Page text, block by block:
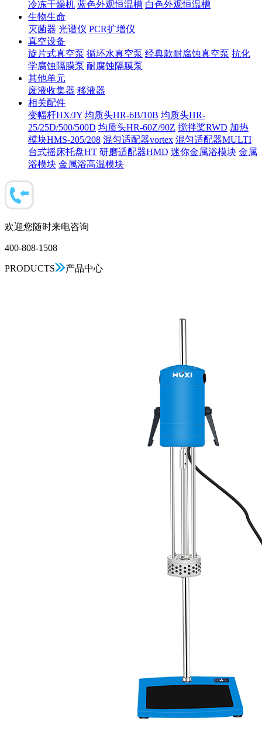
冷冻干燥机 蓝色外观恒温槽 白色外观恒温槽
生物生命
灭菌器 光谱仪 PCR扩增仪
真空设备
旋片式真空泵 循环水真空泵 经典款耐腐蚀真空泵 抗化
学腐蚀隔膜泵 耐腐蚀隔膜泵
其他单元
废液收集器 移液器
相关配件
变幅杆HX/JY 均质头HR-6B/10B 均质头HR-
25/25D/500/500D 均质头HR-60Z/90Z 搅拌桨RWD 加热
模块HMS-205/208 混匀适配器vortex 混匀适配器MULTI
台式摇床托盘HT 研磨适配器HMD 迷你金属浴模块 金属
浴模块 金属浴高温模块
欢迎您随时来电咨询
400-808-1508
PRODUCTS 产品中心